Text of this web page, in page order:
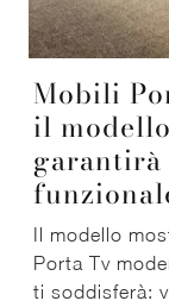
Mobili
il
Il modello
Porta Tv
ti soddisferà: